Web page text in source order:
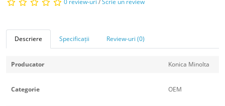
0 review-uri /Scrie un review
Descriere Specificații Review-uri (0)
Producator Konica Minolta
Categorie OEM